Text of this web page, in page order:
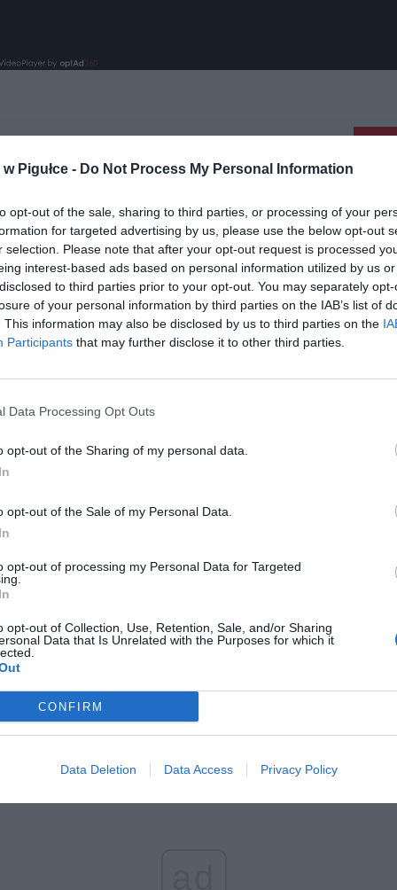
Pigułce - Do Not Process My Personal Information
opt-out of the sale, sharing to third parties, or processing of your
for targeted advertising by us, please use the below opt-out
selection. Please note that after your opt-out request is processed
interest-based ads based on personal information utilized by us
to third parties prior to your opt-out. You may separately
of your personal information by third parties on the IAB’s list of
This information may also be disclosed by us to third parties on the
Participants that may further disclose it to other third parties.
Data Processing Opt Outs
opt-out of the Sharing of my personal data.
opt-out of the Sale of my Personal Data.
opt-out of processing my Personal Data for Targeted
opt-out of Collection, Use, Retention, Sale, and/or Sharing
Data that Is Unrelated with the Purposes for which it
CONFIRM
Data Deletion Data Access Privacy Policy
przecenił hit do kuchni. Air fryer tańszy aż o 150 zł, a to
2026 16:06
dla milionów polskich rodzin. ZUS wypłacił już 173 mln
2026 12:56